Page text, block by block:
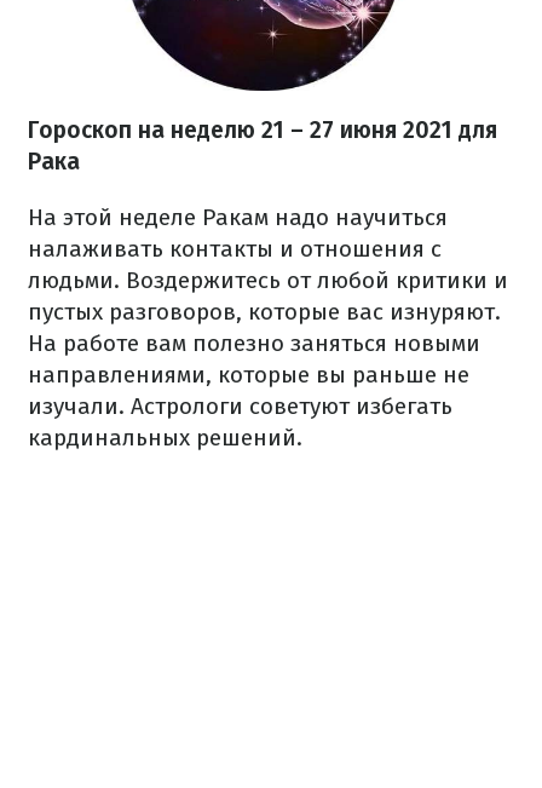
Гороскоп на неделю 21 – 27 июня 2021 для
Рака
На этой неделе Ракам надо научиться
налаживать контакты и отношения с
людьми. Воздержитесь от любой критики и
пустых разговоров, которые вас изнуряют.
На работе вам полезно заняться новыми
направлениями, которые вы раньше не
изучали. Астрологи советуют избегать
кардинальных решений.